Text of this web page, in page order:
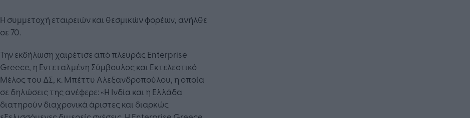
Η συμμετοχή εταιρειών και θεσμικών φορέων, ανήλθε
σε 70.
Την εκδήλωση χαιρέτισε από πλευράς Enterprise
Greece, η Εντεταλμένη Σύμβουλος και Εκτελεστικό
Μέλος του ΔΣ, κ. Μπέττυ Αλεξανδροπούλου, η οποία
σε δηλώσεις της ανέφερε: «Η Ινδία και η Ελλάδα
διατηρούν διαχρονικά άριστες και διαρκώς